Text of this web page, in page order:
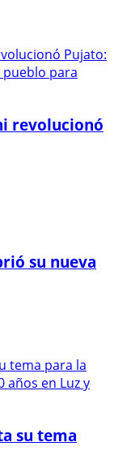
revolucionó
su nueva
su tema